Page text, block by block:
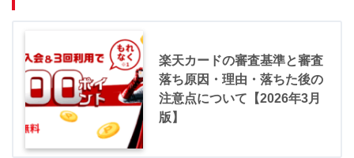
楽天カードの審査基準と審査
落ち原因・理由・落ちた後の
注意点について【2026年3月
版】